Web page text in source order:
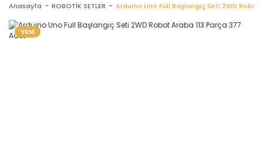
Anasayfa ROBOTİK SETLER Arduino Uno Full Başlangıç Seti 2WD
YENİ